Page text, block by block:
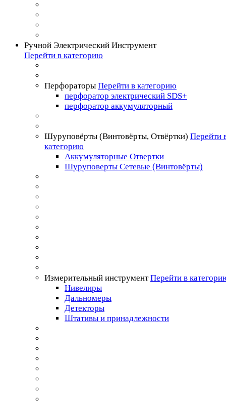
Ручной Электрический Инструмент
Перейти в категорию
Перфораторы Перейти в категорию
перфоратор электрический SDS+
перфоратор аккумуляторный
Шуруповёрты (Винтовёрты, Отвёртки) Перейти
категорию
Аккумуляторные Отвертки
Шуруповерты Сетевые (Винтовёрты)
Измерительный инструмент Перейти в
Нивелиры
Дальномеры
Детекторы
Штативы и принадлежности